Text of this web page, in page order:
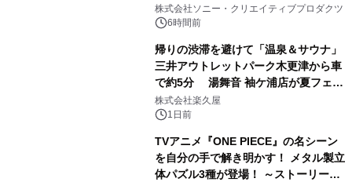
ラボレーション サウナイキタイコラ
ボグッズも発売決定！
株式会社ソニー・クリエイティブプロダクツ
6時間前
帰りの渋滞を避けて「温泉＆サウナ」
三井アウトレットパーク木更津から車
で約5分 湯舞音 袖ケ浦店が夏フェア
メニューを提供
株式会社楽久屋
1日前
TVアニメ『ONE PIECE』の名シーン
を自分の手で解き明かす！ メタル製立
体パズル3種が登場！ ～ストーリーと